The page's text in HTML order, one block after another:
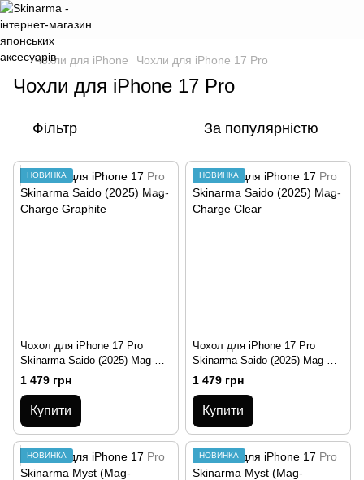
Чохли для iPhone Чохли для iPhone 17 Pro
Чохли для iPhone 17 Pro
Фільтр За популярністю
НОВИНКА
Чохол для iPhone 17 Pro
Skinarma Saido (2025) Mag-
Charge Graphite
1 479 грн
Купити
НОВИНКА
Чохол для iPhone 17 Pro
Skinarma Saido (2025) Mag-
Charge Clear
1 479 грн
Купити
НОВИНКА НОВИНКА